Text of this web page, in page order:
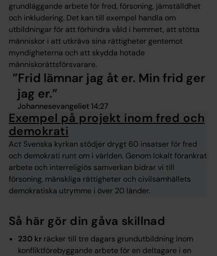
grundläggande arbete för fred, försoning, jämställdhet
och inkludering. Det kan till exempel handla om
utbildningar för att förhindra våld i hemmet, att stötta
människor i att utkräva sina rättigheter gentemot
myndigheterna och att skydda hotade
människorättsförsvarare.
Frid lämnar jag åt er. Min frid ger
jag er.
Johannesevangeliet 14:27
Exempel på projekt inom fred och
demokrati
Act Svenska kyrkan stödjer drygt 60 insatser för fred
och demokrati runt om i världen. Genom lokalt förankrat
arbete och interreligiös samverkan bidrar vi till
försoning, mänskliga rättigheter och civilsamhällets
demokratiska utrymme i över 20 länder.
Så här gör din gåva skillnad
230 kr räcker till tre dagars grundutbildning inom
konfliktförebyggande arbete för en deltagare i en